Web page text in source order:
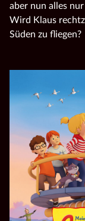
aber nun alles
Wird Klaus
Süden zu fliegen?